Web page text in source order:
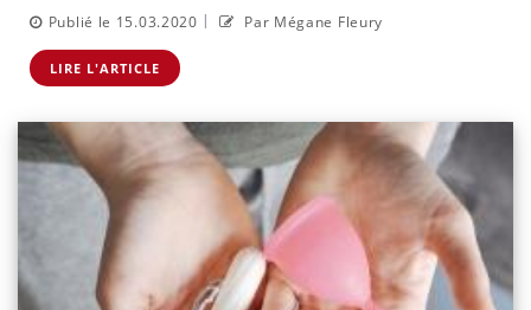
Publié le 15.03.2020 | Par Mégane Fleury
LIRE L'ARTICLE